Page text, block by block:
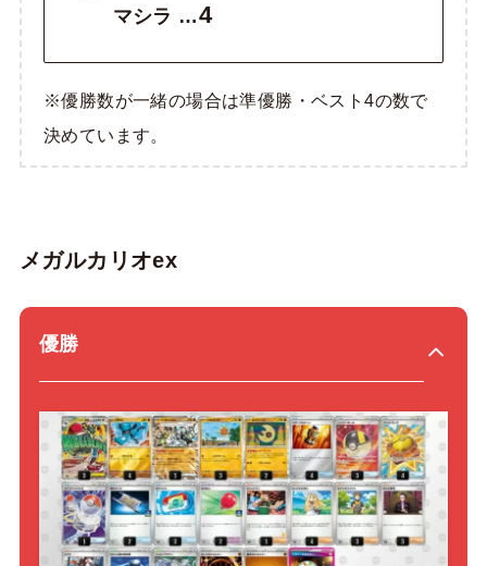
マシラ …4
※優勝数が一緒の場合は準優勝・ベスト4の数で
決めています。
メガルカリオex
優勝